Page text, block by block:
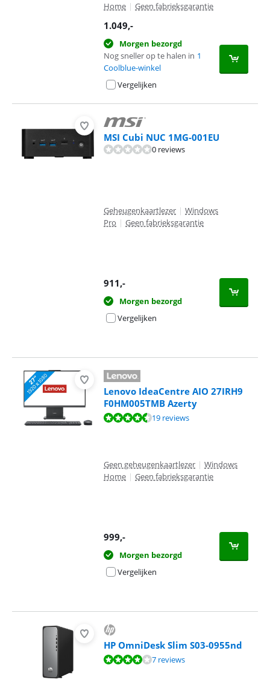
Home | Geen fabrieksgarantie
1.049,-
Morgen bezorgd
Nog sneller op te halen in 1
Coolblue-winkel
Vergelijken
MSI Cubi NUC 1MG-001EU
0 reviews
Geheugenkaartlezer | Windows
Pro | Geen fabrieksgarantie
911,-
Morgen bezorgd
Vergelijken
Lenovo IdeaCentre AIO 27IRH9
F0HM005TMB Azerty
Beoordeling is 8,5 van de 10, gebaseerd op 19 reviews.
19 reviews
Geen geheugenkaartlezer | Windows
Home | Geen fabrieksgarantie
999,-
Morgen bezorgd
Vergelijken
HP OmniDesk Slim S03-0955nd
Beoordeling is 7,9 van de 10, gebaseerd op 7 reviews.
7 reviews